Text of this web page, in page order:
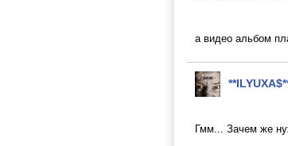
а видео альбом
Гмм... Зачем же